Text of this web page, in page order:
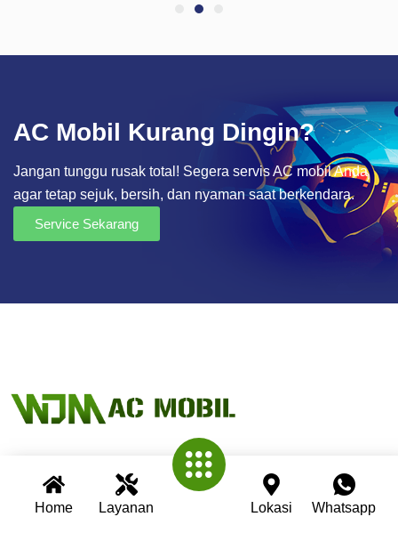
Home Layanan Lokasi Whatsapp
AC Mobil Kurang Dingin?
Jangan tunggu rusak total! Segera servis AC mobil Anda
agar tetap sejuk, bersih, dan nyaman saat berkendara.
Service Sekarang
Wijaya AC Mobil adalah bengkel spesialis AC mobil yang
telah berpengalaman lebih dari 30 tahun. Kami berkomitmen